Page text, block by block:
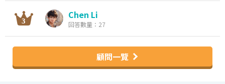
Chen Li
回答數量：27
顧問一覽